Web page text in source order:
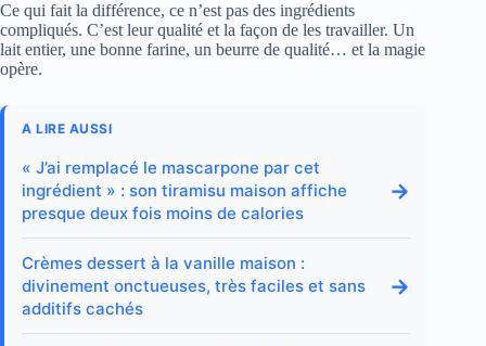
Ce qui fait la différence, ce n’est pas des ingrédients
compliqués. C’est leur qualité et la façon de les travailler. Un
lait entier, une bonne farine, un beurre de qualité… et la magie
opère.
A LIRE AUSSI
« J’ai remplacé le mascarpone par cet
ingrédient » : son tiramisu maison affiche
presque deux fois moins de calories
→
Crèmes dessert à la vanille maison :
divinement onctueuses, très faciles et sans
additifs cachés
→